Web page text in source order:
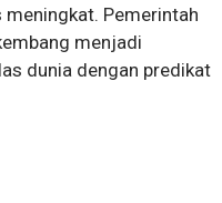
Pemerintah
menjadi
dunia dengan predikat